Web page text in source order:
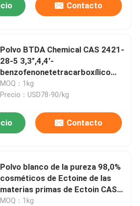
Contacto
Polvo BTDA Chemical CAS 2421-
28-5 3,3",4,4'-
benzofenonetetracarboxílico
dianhidruro
MOQ：1kg
Precio：USD78-90/kg
Contacto
Polvo blanco de la pureza 98,0%
cosméticos de Ectoine de las
materias primas de Ectoin CAS
96702-03-3
MOQ：1kg